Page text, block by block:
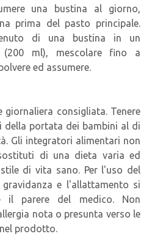
una bustina al giorno,
prima del pasto principale.
di una bustina in un
(200 ml), mescolare fino a
ed assumere.
giornaliera consigliata. Tenere
portata dei bambini al di
Gli integratori alimentari non
di una dieta varia ed
di vita sano. Per l'uso del
e l'allattamento si
il parere del medico. Non
nota o presunta verso le
prodotto.